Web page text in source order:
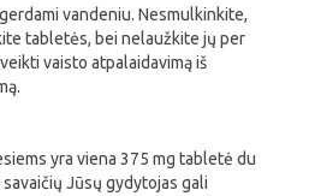
vandeniu. Nesmulkinkite,
tabletės, bei nelaužkite jų per
vaisto atpalaidavimą iš
yra viena 375 mg tabletė du
savaičių Jūsų gydytojas gali